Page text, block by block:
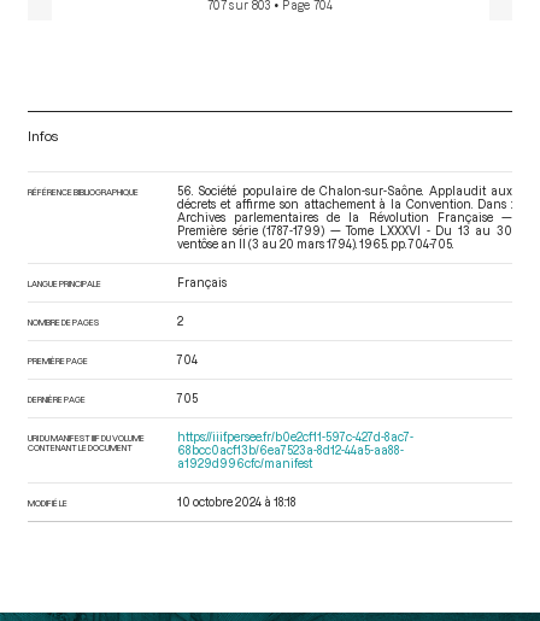
707 sur 803 • Page 704
Infos
RÉFÉRENCE BIBLIOGRAPHIQUE
56. Société populaire de Chalon-sur-Saône. Applaudit aux
décrets et affirme son attachement à la Convention. Dans :
Archives parlementaires de la Révolution Française —
Première série (1787-1799) — Tome LXXXVI - Du 13 au 30
ventôse an II (3 au 20 mars 1794) . 1965. pp. 704-705.
LANGUE PRINCIPALE Français
NOMBRE DE PAGES 2
PREMIÈRE PAGE 704
DERNIÈRE PAGE 705
URI DU MANIFEST IIIF DU VOLUME
CONTENANT LE DOCUMENT
https://iiif.persee.fr/b0e2cf11-597c-427d-8ac7-
68bcc0acf13b/6ea7523a-8d12-44a5-aa88-
a1929d996cfc/manifest
MODIFIÉ LE 10 octobre 2024 à 18:18